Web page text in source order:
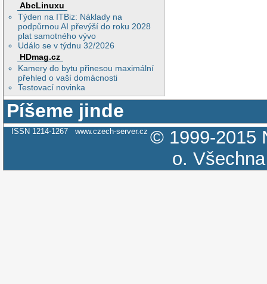
AbcLinuxu
Týden na ITBiz: Náklady na
podpůrnou AI převýší do roku 2028
plat samotného vývo
Událo se v týdnu 32/2026
HDmag.cz
Kamery do bytu přinesou maximální
přehled o vaší domácnosti
Testovací novinka
Píšeme jinde
ISSN 1214-1267 www.czech-server.cz © 1999-2015
o.